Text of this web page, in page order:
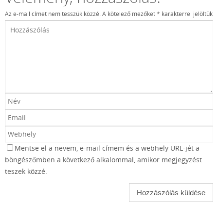
Az e-mail címet nem tesszük közzé.A kötelező mezőket* karakterrel jelöltük
Mentse el a nevem, e-mail címem és a webhely URL-jét a
böngészőmben a következő alkalommal, amikor megjegyzést
teszek közzé.